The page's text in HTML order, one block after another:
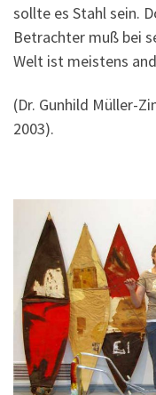
sollte es Stahl sein.
Betrachter muß bei
Welt ist meistens
(Dr. Gunhild Müller-
2003).